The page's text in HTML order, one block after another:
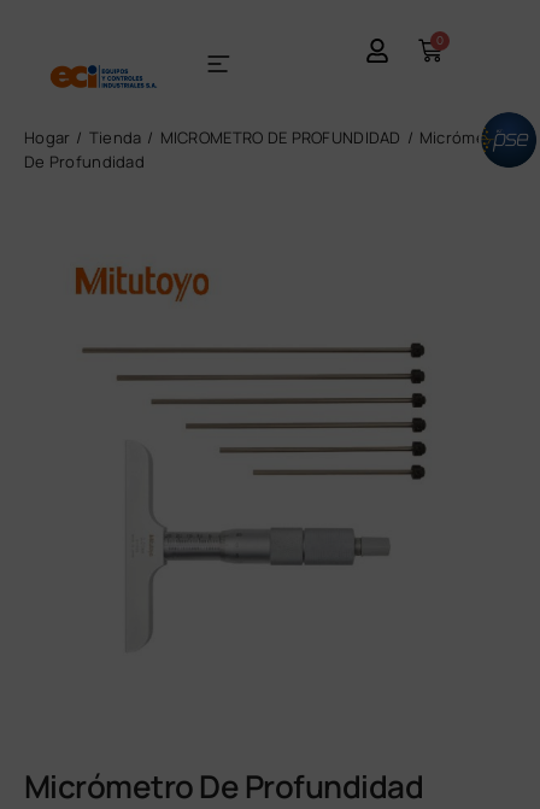
0
Hogar Tienda MICROMETRO DE PROFUNDIDAD
Micrómetro
De Profundidad
Micrómetro De Profundidad